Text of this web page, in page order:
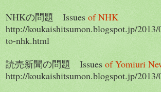
NHKの問題 Issues of NHK
http://koukaishitsumon.blogspot.jp/2013/
to-nhk.html
読売新聞の問題 Issues of Yomiuri
http://koukaishitsumon.blogspot.jp/